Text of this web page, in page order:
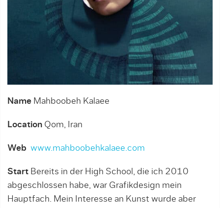
Name Mahboobeh Kalaee
Location Qom, Iran
Web www.mahboobehkalaee.com
Start Bereits in der High School, die ich 2010
abgeschlossen habe, war Grafikdesign mein
Hauptfach. Mein Interesse an Kunst wurde aber